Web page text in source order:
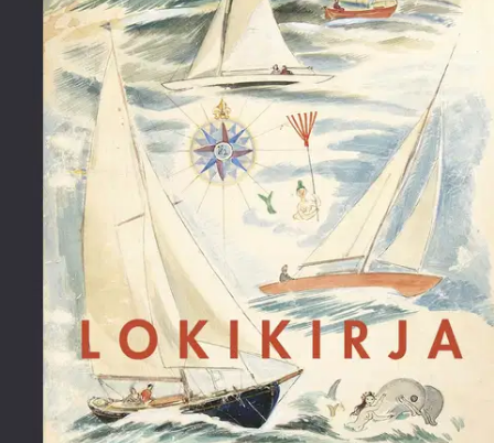
”Sen joka lähtee merelle, sopisi ensin opetella sitä hiukan
tuntemaan.” Klassisen kaunis lokikirja kaikille merenkävijöille.
Mukana Tove Janssonin meriaiheisia sitaatteja ja piirroksia.
Täytettävään lokikirjaan merkitään tietoja veneestä,
purjehdusmatkoista ja säästä – kaikki tärkeä, mitä merimatkoilla
tapahtuu ja tarvitaan. Lokikirja on jokaisen merenkävijän päiväkirja,
jonka avulla voi myöhemminkin palata ikimuistoisiin hetkiin
maailman merillä ja satamissa.Lokikirjaan on poimittu Tove
Janssonin meriaiheisia piirroskuvia ja sykähdyttäviä sitaatteja
merestä ja veneilemisestä. Meri oli Tove Janssonille tärkeä, ja usein
hän piirsikin merta ja kuvasi sitä teksteissään. Kirjassa on myös
kuvituksia, jotka Tove teki nuoruudessaan seikkailijaenonsa
Haraldin lokikirjoihin.
Näytä lisää tuotekuvausta
Ominaisuudet